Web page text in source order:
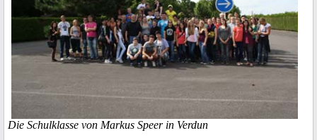
Die Schulklasse von Markus Speer in Verdun